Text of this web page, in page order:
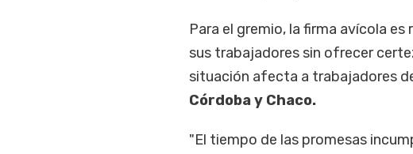
Para el gremio, la firma avícola
sus trabajadores sin ofrecer
situación afecta a trabajadores
Córdoba y Chaco.
"El tiempo de las promesas